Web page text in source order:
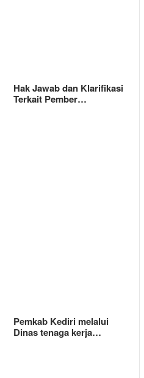
Hak Jawab dan Klarifikasi
Terkait Pember…
Pemkab Kediri melalui
Dinas tenaga kerja…